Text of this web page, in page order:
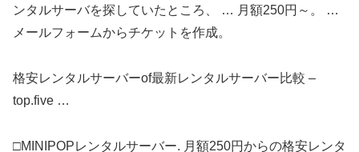
ンタルサーバを探していたところ、 … 月額250円～。 …
メールフォームからチケットを作成。
格安レンタルサーバーof最新レンタルサーバー比較 –
top.five …
□MINIPOPレンタルサーバー. 月額250円からの格安レンタ